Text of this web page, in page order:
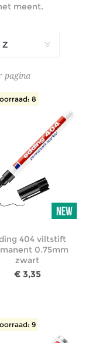
meent.
pagina
8
404 viltstift
0.75mm
zwart
€ 3,35
9